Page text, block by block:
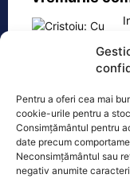
Pentru a oferi cea mai
cookie-urile pentru a
Consimțământul pentru
date precum
Neconsimțământul sau
negativ anumite
Oficiul de Știri